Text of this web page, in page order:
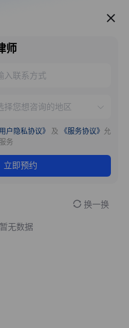
服务推荐
师
用户隐私协议》 及 《服务协议》 允
务
立即预约
换一换
暂无数据